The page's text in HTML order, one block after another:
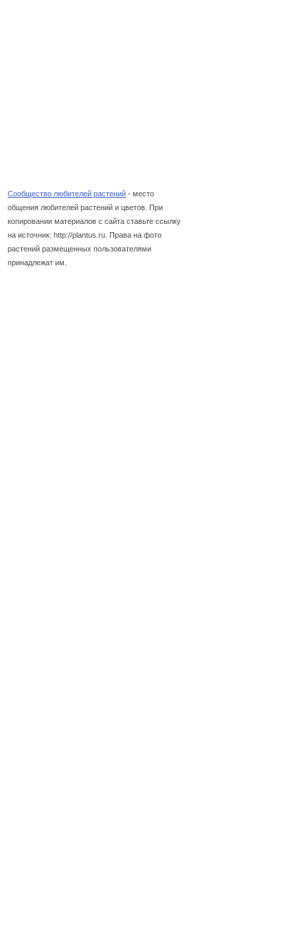
Сообщество любителей растений - место
общения любителей растений и цветов. При
копировании материалов с сайта ставьте ссылку
на источник: http://plantus.ru. Права на фото
растений размещенных пользователями
принадлежат им.